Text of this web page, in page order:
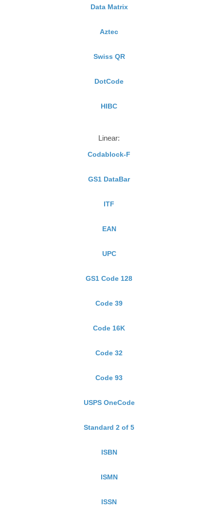
Data Matrix
Aztec
Swiss QR
DotCode
HIBC
Linear:
Codablock-F
GS1 DataBar
ITF
EAN
UPC
GS1 Code 128
Code 39
Code 16K
Code 32
Code 93
USPS OneCode
Standard 2 of 5
ISBN
ISMN
ISSN